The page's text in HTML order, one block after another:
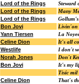
Lord of the Rings
Steward
Lord of the Rings
Many
Lord of the Rings
Gollum's
Bon Jovi
Livin´on
Yann Tiersen
La
Celine Dion
It´s all
Westlife
I don´t
Norah Jones
Don´t
Bon Jovi
It´s my
Tisíc mil
Celine Dion
That´s